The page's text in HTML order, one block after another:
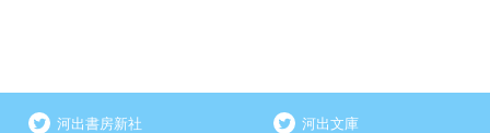
河出書房新社 河出文庫